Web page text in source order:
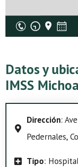
Datos y
IMSS
Dirección:
Pedernales,
Tipo: